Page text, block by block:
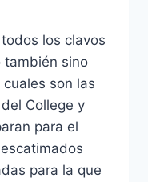
los clavos
también sino
son las
College y
para el
para la que